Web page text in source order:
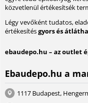
közvetlenül értékesítsék
Légy vevőként tudatos,
értékesítésgyors és
ebaudepo.hu – az outlet
Ebaudepo.hu a
1117 Budapest,